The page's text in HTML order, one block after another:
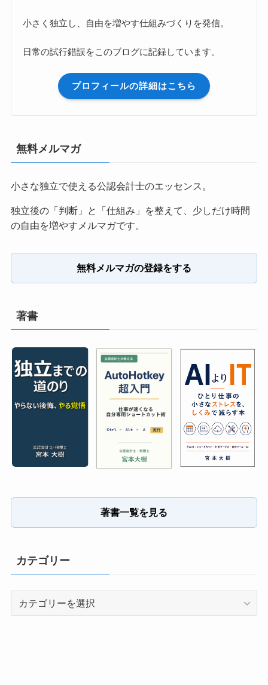
小さく独立し、自由を増やす仕組みづくりを発信。
日常の試行錯誤をこのブログに記録しています。
プロフィールの詳細はこちら
無料メルマガ
小さな独立で使える公認会計士のエッセンス。
独立後の「判断」と「仕組み」を整えて、少しだけ時間
の自由を増やすメルマガです。
無料メルマガの登録をする
著書
著書一覧を見る
カテゴリー